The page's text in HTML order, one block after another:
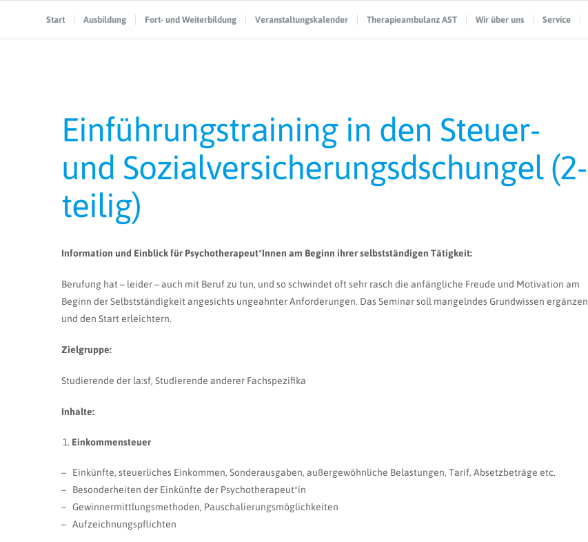
Start Ausbildung Fort- und Weiterbildung Veranstaltungskalender Therapieambulanz AST Wir über uns Service
Einführungstraining in den Steuer-
und Sozialversicherungsdschungel (2-
teilig)
Information und Einblick für Psychotherapeut*Innen am Beginn ihrer selbstständigen Tätigkeit:
Berufung hat – leider – auch mit Beruf zu tun, und so schwindet oft sehr rasch die anfängliche Freude und Motivation am
Beginn der Selbstständigkeit angesichts ungeahnter Anforderungen. Das Seminar soll mangelndes Grundwissen ergänzen
und den Start erleichtern.
Zielgruppe:
Studierende der la:sf, Studierende anderer Fachspezifika
Inhalte:
Einkommensteuer
– Einkünfte, steuerliches Einkommen, Sonderausgaben, außergewöhnliche Belastungen, Tarif, Absetzbeträge etc.
– Besonderheiten der Einkünfte der Psychotherapeut*in
– Gewinnermittlungsmethoden, Pauschalierungsmöglichkeiten
– Aufzeichnungspflichten